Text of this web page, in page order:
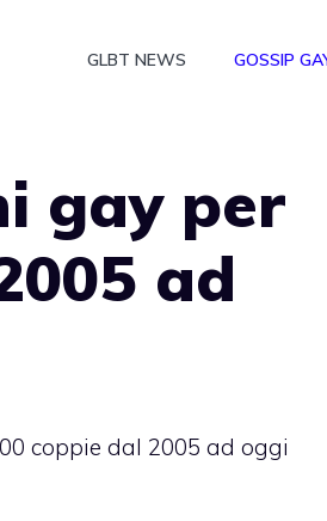
GLBT NEWS GOSSIP
gay per
ad
coppie dal 2005 ad oggi